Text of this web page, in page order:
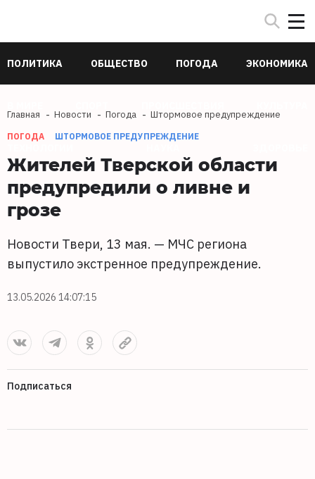
ПОЛИТИКА ОБЩЕСТВО ПОГОДА ЭКОНОМИКА
Главная Новости Погода Штормовое предупреждение
ПОГОДА ШТОРМОВОЕ ПРЕДУПРЕЖДЕНИЕ
Жителей Тверской области
предупредили о ливне и
грозе
Новости Твери, 13 мая. — МЧС региона
выпустило экстренное предупреждение.
13.05.2026 14:07:15
Подписаться